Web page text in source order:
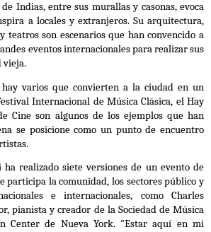
Indias, entre sus murallas y casonas, evoca
a locales y extranjeros. Su arquitectura,
teatros son escenarios que han convencido a
eventos internacionales para realizar sus
vieja.
varios que convierten a la ciudad en un
Internacional de Música Clásica, el Hay
Cine son algunos de los ejemplos que han
se posicione como un punto de encuentro
ha realizado siete versiones de un evento de
participa la comunidad, los sectores público y
e internacionales, como Charles
pianista y creador de la Sociedad de Música
Center de Nueva York. "Estar aquí en mi